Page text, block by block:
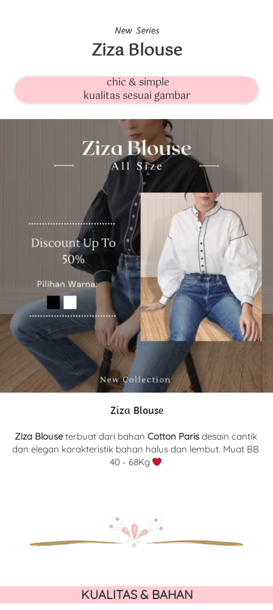
New Series
Ziza Blouse
chic & simple
kualitas sesuai gambar
Ziza Blouse
Ziza Blouse terbuat dari bahan Cotton Paris desain cantik
dan elegan karakteristik bahan halus dan lembut. Muat BB
40 - 68Kg
KUALITAS & BAHAN